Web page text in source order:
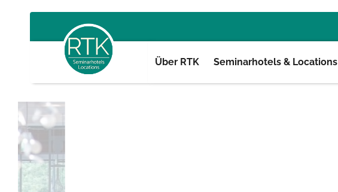
Über RTK Seminarhotels & Locations